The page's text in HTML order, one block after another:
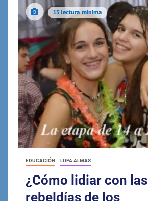
15 lectura mínima
EDUCACIÓN LUPA ALMAS
¿Cómo lidiar con las
rebeldías de los